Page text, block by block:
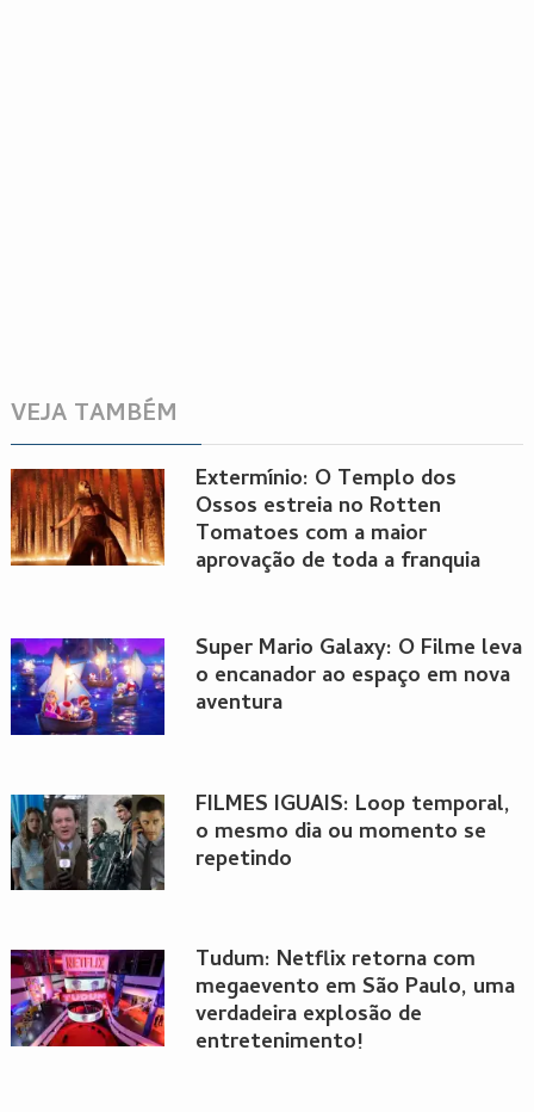
VEJA TAMBÉM
Extermínio: O Templo dos
Ossos estreia no Rotten
Tomatoes com a maior
aprovação de toda a franquia
Super Mario Galaxy: O Filme leva
o encanador ao espaço em nova
aventura
FILMES IGUAIS: Loop temporal,
o mesmo dia ou momento se
repetindo
Tudum: Netflix retorna com
megaevento em São Paulo, uma
verdadeira explosão de
entretenimento!